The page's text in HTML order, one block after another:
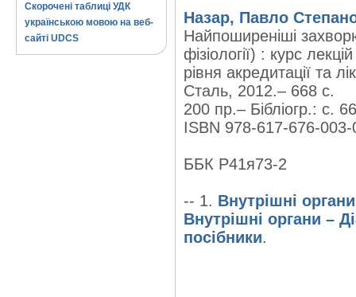
Скорочені таблиці УДК
українською мовою на веб-
сайті UDCS
Назар, Павло
Найпоширеніші
фізіології) : курс
рівня акредитації та
Сталь, 2012.– 668 с.
200 пр.– Бібліогр.: с.
ISBN 978-617-676-
ББК Р41я73-2
-- 1. Внутрішні
Внутрішні органи –
посібники.